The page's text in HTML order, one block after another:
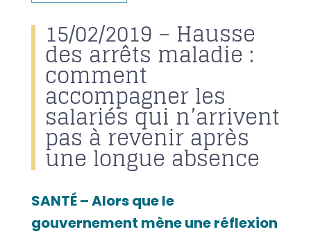
15/02/2019 – Hausse
des arrêts maladie :
comment
accompagner les
salariés qui n’arrivent
pas à revenir après
une longue absence
SANTÉ – Alors que le
gouvernement mène une réflexion